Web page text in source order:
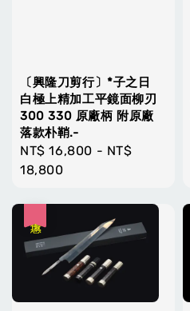
〔興隆刀剪行〕*子之日
白極上精加工平鏡面柳刃
300 330 原廠柄 附原廠
落款朴鞘.-
Regular
price
NT$ 16,800 - NT$
18,800